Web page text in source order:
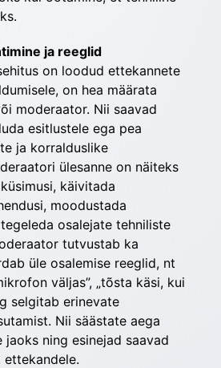
ja reeglid
on loodud ettekannete
on hea määrata
moderaator. Nii saavad
esitlustele ega pea
ja korralduslike
ülesanne on näiteks
käivitada
moodustada
osalejate tehniliste
tutvustab ka
üle osalemise reeglid, nt
väljas”, „tõsta käsi, kui
selgitab erinevate
Nii säästate aega
jaoks ning esinejad saavad
ettekandele.